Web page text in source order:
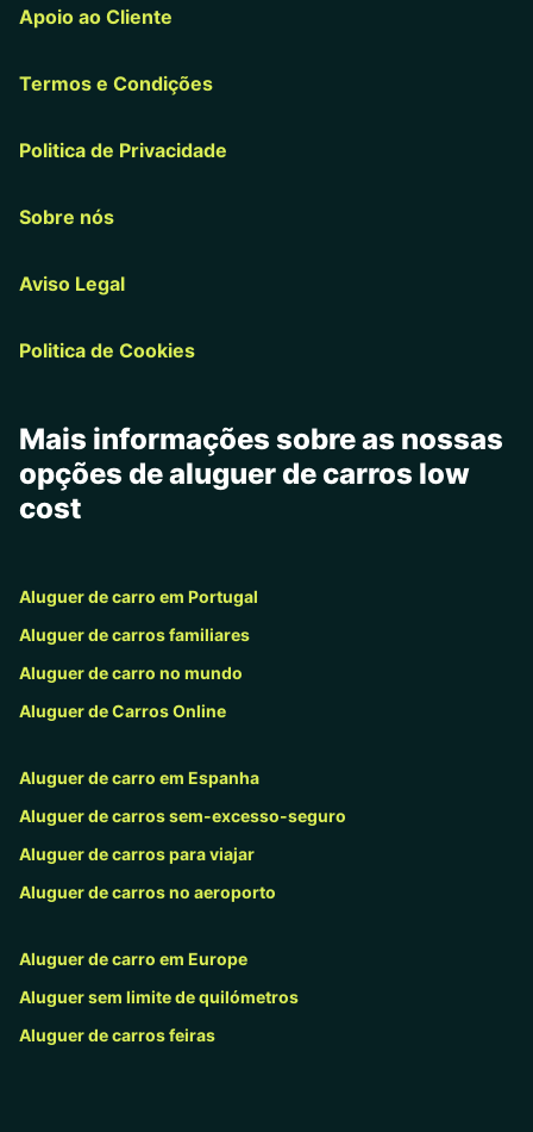
Apoio ao Cliente
Termos e Condições
Politica de Privacidade
Sobre nós
Aviso Legal
Politica de Cookies
Mais informações sobre as nossas
opções de aluguer de carros low
cost
Aluguer de carro em Portugal
Aluguer de carros familiares
Aluguer de carro no mundo
Aluguer de Carros Online
Aluguer de carro em Espanha
Aluguer de carros sem-excesso-seguro
Aluguer de carros para viajar
Aluguer de carros no aeroporto
Aluguer de carro em Europe
Aluguer sem limite de quilómetros
Aluguer de carros feiras